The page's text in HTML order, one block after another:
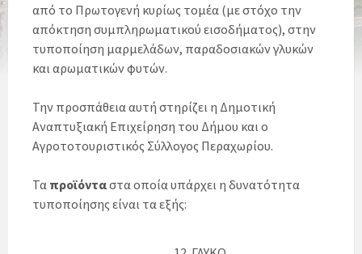
από το Πρωτογενή κυρίως τομέα (με στόχο την
απόκτηση συμπληρωματικού εισοδήματος), στην
τυποποίηση μαρμελάδων, παραδοσιακών γλυκών
και αρωματικών φυτών.
Την προσπάθεια αυτή στηρίζει η Δημοτική
Αναπτυξιακή Επιχείρηση του Δήμου και ο
Αγροτοτουριστικός Σύλλογος Περαχωρίου.
Τα προϊόνταστα οποία υπάρχει η δυνατότητα
τυποποίησης είναι τα εξής: